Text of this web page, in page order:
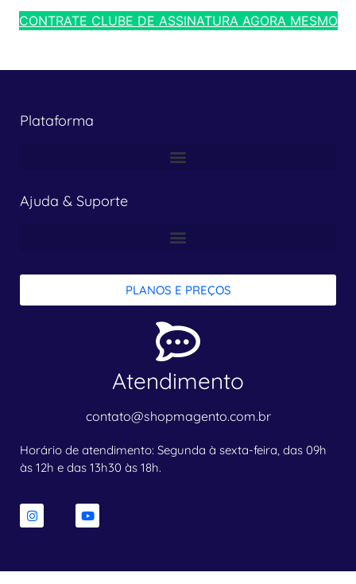
CONTRATE CLUBE DE ASSINATURA AGORA MESMO
Plataforma
Ajuda & Suporte
PLANOS E PREÇOS
Atendimento
contato@shopmagento.com.br
Horário de atendimento: Segunda à sexta-feira, das 09h
às 12h e das 13h30 às 18h.